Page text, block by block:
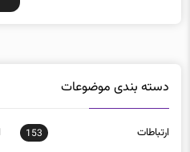
ارتباطات
اينترنت 434